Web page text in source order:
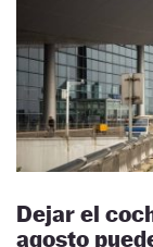
Dejar el
agosto